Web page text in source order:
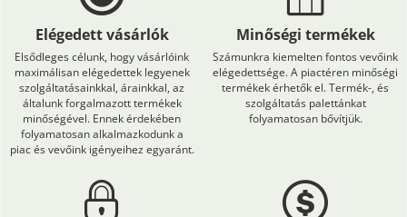
Elégedett vásárlók
Elsődleges célunk, hogy vásárlóink
maximálisan elégedettek legyenek
szolgáltatásainkkal, árainkkal, az
általunk forgalmazott termékek
minőségével. Ennek érdekében
folyamatosan alkalmazkodunk a
piac és vevőink igényeihez egyaránt.
Minőségi termékek
Számunkra kiemelten fontos vevőink
elégedettsége. A piactéren minőségi
termékek érhetők el. Termék-, és
szolgáltatás palettánkat
folyamatosan bővítjük.